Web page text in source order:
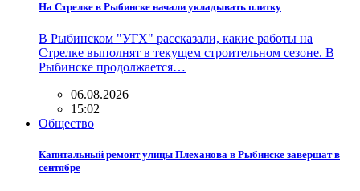
На Стрелке в Рыбинске начали укладывать плитку
В Рыбинском "УГХ" рассказали, какие работы на
Стрелке выполнят в текущем строительном сезоне. В
Рыбинске продолжается…
06.08.2026
15:02
Общество
Капитальный ремонт улицы Плеханова в Рыбинске завершат в
сентябре